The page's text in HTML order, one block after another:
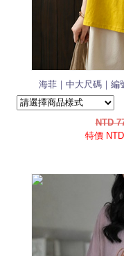
海菲｜中大尺碼｜編
NTD
特價